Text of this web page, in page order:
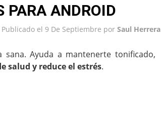
PARA ANDROID
Publicado el 9 De Septiembre por Saul Herrera
Ayuda a mantenerte tonificado,
salud y reduce el estrés.